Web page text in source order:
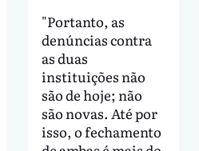
"Portanto, as
denúncias contra
as duas
instituições não
são de hoje; não
são novas. Até por
isso, o fechamento